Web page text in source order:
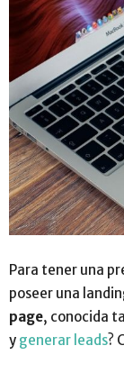
Para tener una
poseer una
page, conocida
y generar leads?